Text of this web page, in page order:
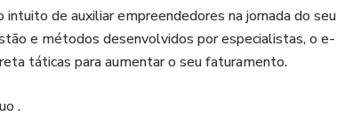
de auxiliar empreendedores na jornada do seu
e métodos desenvolvidos por especialistas, o e-
táticas para aumentar o seu faturamento.
.